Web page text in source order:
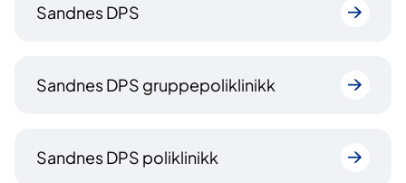
Sandnes DPS
Sandnes DPS gruppepoliklinikk
Sandnes DPS poliklinikk